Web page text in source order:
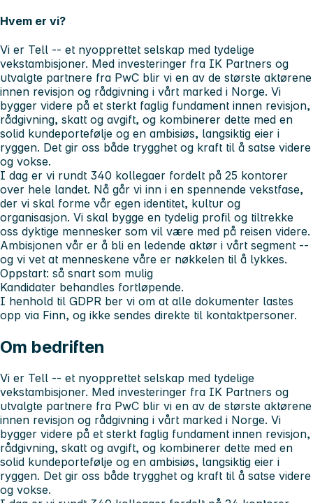
Hvem er vi?
Vi er Tell -- et nyopprettet selskap med tydelige
vekstambisjoner. Med investeringer fra IK Partners og
utvalgte partnere fra PwC blir vi en av de største aktørene
innen revisjon og rådgivning i vårt marked i Norge. Vi
bygger videre på et sterkt faglig fundament innen revisjon,
rådgivning, skatt og avgift, og kombinerer dette med en
solid kundeportefølje og en ambisiøs, langsiktig eier i
ryggen. Det gir oss både trygghet og kraft til å satse videre
og vokse.
I dag er vi rundt 340 kollegaer fordelt på 25 kontorer
over hele landet. Nå går vi inn i en spennende vekstfase,
der vi skal forme vår egen identitet, kultur og
organisasjon. Vi skal bygge en tydelig profil og tiltrekke
oss dyktige mennesker som vil være med på reisen videre.
Ambisjonen vår er å bli en ledende aktør i vårt segment --
og vi vet at menneskene våre er nøkkelen til å lykkes.
Oppstart: så snart som mulig
Kandidater behandles fortløpende.
I henhold til GDPR ber vi om at alle dokumenter lastes
opp via Finn, og ikke sendes direkte til kontaktpersoner.
Om bedriften
Vi er Tell -- et nyopprettet selskap med tydelige
vekstambisjoner. Med investeringer fra IK Partners og
utvalgte partnere fra PwC blir vi en av de største aktørene
innen revisjon og rådgivning i vårt marked i Norge. Vi
bygger videre på et sterkt faglig fundament innen revisjon,
rådgivning, skatt og avgift, og kombinerer dette med en
solid kundeportefølje og en ambisiøs, langsiktig eier i
ryggen. Det gir oss både trygghet og kraft til å satse videre
og vokse.